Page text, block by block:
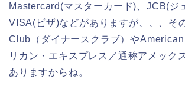
Mastercard(マスターカード)、JCB(ジ
VISA(ビザ)などがありますが、、、そ
Club（ダイナースクラブ）や
リカン・エキスプレス／通称アメック
ありますからね。